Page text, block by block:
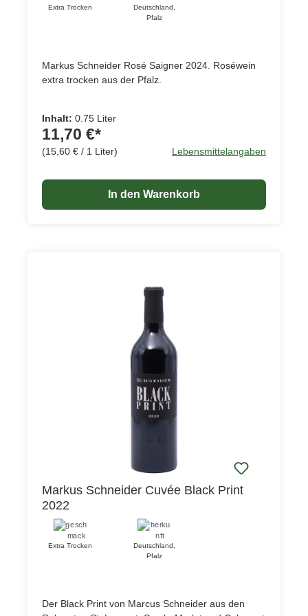
Extra Trocken Deutschland
Pfalz
Markus Schneider Rosé Saigner 2024. Roséwein
extra trocken aus der Pfalz.
Inhalt: 0.75 Liter
11,70 €*
(15,60 € / 1 Liter) Lebensmittelangaben
In den Warenkorb
Markus Schneider Cuvée Black Print
2022
Extra Trocken Deutschland
Pfalz
Der Black Print von Marcus Schneider aus den